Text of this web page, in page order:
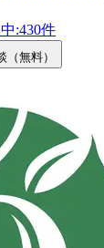
:430件
無料）